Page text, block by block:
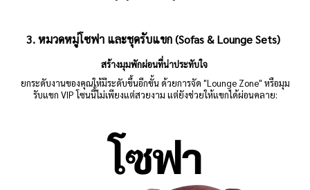
3. หมวดหมู่โซฟา และชุดรับแขก (Sofas & Lounge Sets)
สร้างมุมพักผ่อนที่น่าประทับใจ
ยกระดับงานของคุณให้มีระดับขึ้นอีกขั้น ด้วยการจัด "Lounge Zone" หรือมุม
รับแขก VIP โซนนี้ไม่เพียงแต่สวยงาม แต่ยังช่วยให้แขกได้ผ่อนคลาย: